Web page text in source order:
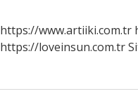
https://www.artiiki.com.tr
https://loveinsun.com.tr